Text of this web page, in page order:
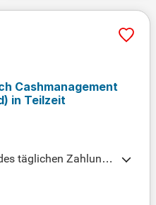
Cashmanagement
in Teilzeit
täglichen Zahlungs
Ihrer Aufgabe
verantwortlich für